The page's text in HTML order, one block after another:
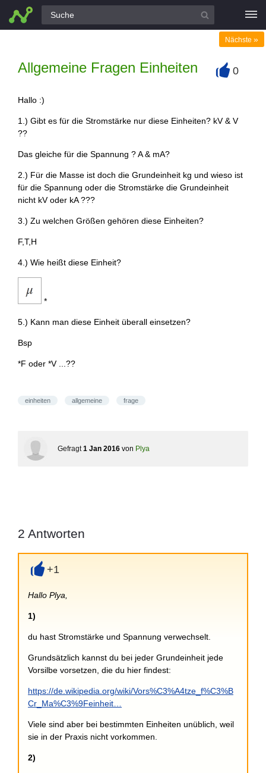
Alle Fragen
Allgemeine Fragen Einheiten
Nächste »
0
Hallo :)
1.) Gibt es für die Stromstärke nur diese Einheiten? kV & V
??
Das gleiche für die Spannung ? A & mA?
2.) Für die Masse ist doch die Grundeinheit kg und wieso ist
für die Spannung oder die Stromstärke die Grundeinheit
nicht kV oder kA ???
3.) Zu welchen Größen gehören diese Einheiten?
F,T,H
4.) Wie heißt diese Einheit?
*
5.) Kann man diese Einheit überall einsetzen?
Bsp
*F oder *V ...??
einheiten allgemeine frage
Gefragt 1 Jan 2016 von Plya
2 Antworten
+1
Hallo Plya,
1)
du hast Stromstärke und Spannung verwechselt.
Grundsätzlich kannst du bei jeder Grundeinheit jede
Vorsilbe vorsetzen, die du hier findest:
https://de.wikipedia.org/wiki/Vors%C3%A4tze_f%C3%B
Cr_Ma%C3%9Feinheit…
Viele sind aber bei bestimmten Einheiten unüblich, weil
sie in der Praxis nicht vorkommen.
2)